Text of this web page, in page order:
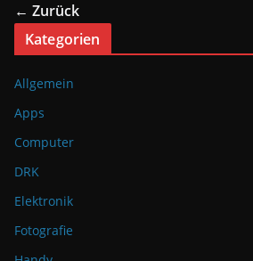
← Zurück
Kategorien
Allgemein
Apps
Computer
DRK
Elektronik
Fotografie